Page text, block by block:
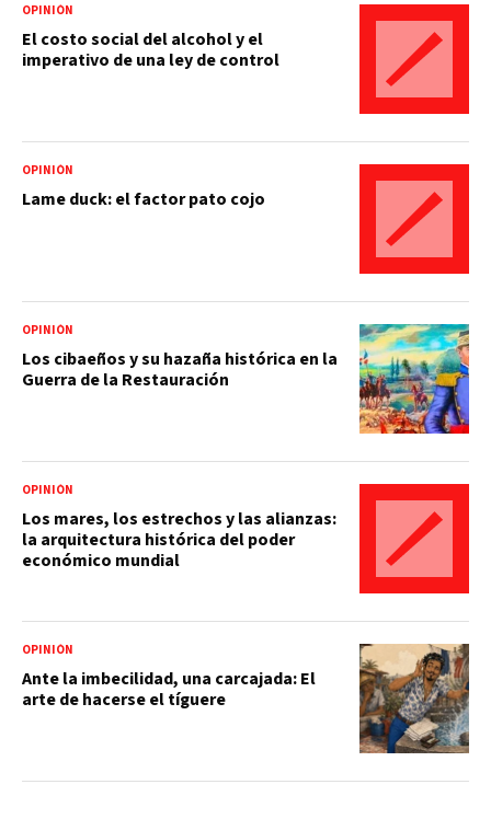
OPINIÓN
El costo social del alcohol y el
imperativo de una ley de control
OPINIÓN
Lame duck: el factor pato cojo
OPINIÓN
Los cibaeños y su hazaña histórica en la
Guerra de la Restauración
OPINIÓN
Los mares, los estrechos y las alianzas:
la arquitectura histórica del poder
económico mundial
OPINIÓN
Ante la imbecilidad, una carcajada: El
arte de hacerse el tíguere